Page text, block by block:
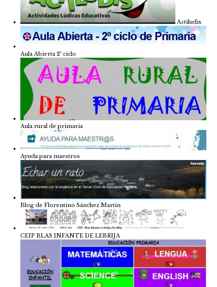
Actiludis
Aula Abierta 2º ciclo
Aula rural de primaria
Ayuda para maestros
Blog de Florentino Sánchez Martín
CEIP BLAS INFANTE DE LEBRIJA